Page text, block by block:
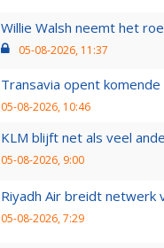
Willie Walsh neemt het
05-08-2026, 11:37
Transavia opent
05-08-2026, 10:46
KLM blijft net als veel
05-08-2026, 9:00
Riyadh Air breidt netwerk
05-08-2026, 7:29